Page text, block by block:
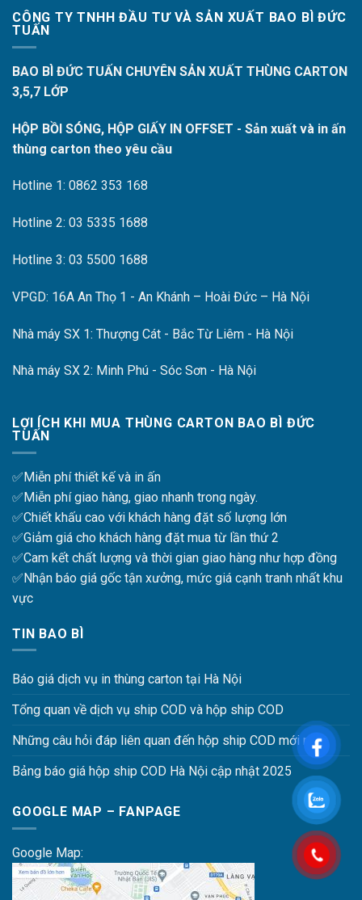
CÔNG TY TNHH ĐẦU TƯ VÀ SẢN XUẤT BAO BÌ ĐỨC
TUẤN
BAO BÌ ĐỨC TUẤN CHUYÊN SẢN XUẤT THÙNG CARTON
3,5,7 LỚP
HỘP BỒI SÓNG, HỘP GIẤY IN OFFSET - Sản xuất và in ấn
thùng carton theo yêu cầu
Hotline 1: 0862 353 168
Hotline 2: 03 5335 1688
Hotline 3: 03 5500 1688
VPGD: 16A An Thọ 1 - An Khánh – Hoài Đức – Hà Nội
Nhà máy SX 1: Thượng Cát - Bắc Từ Liêm - Hà Nội
Nhà máy SX 2: Minh Phú - Sóc Sơn - Hà Nội
LỢI ÍCH KHI MUA THÙNG CARTON BAO BÌ ĐỨC
TUẤN
✅Miễn phí thiết kế và in ấn
✅Miễn phí giao hàng, giao nhanh trong ngày.
✅Chiết khấu cao với khách hàng đặt số lượng lớn
✅Giảm giá cho khách hàng đặt mua từ lần thứ 2
✅Cam kết chất lượng và thời gian giao hàng như hợp đồng
✅Nhận báo giá gốc tận xưởng, mức giá cạnh tranh nhất khu
vực
TIN BAO BÌ
Báo giá dịch vụ in thùng carton tại Hà Nội
Tổng quan về dịch vụ ship COD và hộp ship COD
Những câu hỏi đáp liên quan đến hộp ship COD mới nhất
Bảng báo giá hộp ship COD Hà Nội cập nhật 2025
GOOGLE MAP – FANPAGE
Google Map: